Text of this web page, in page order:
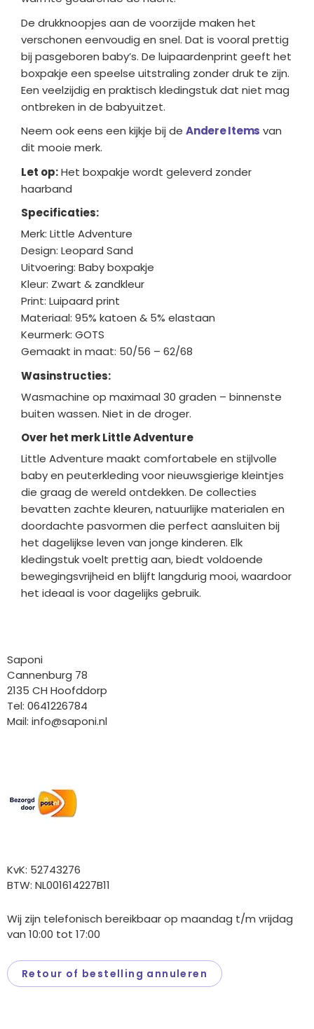
De drukknoopjes aan de voorzijde maken het
verschonen eenvoudig en snel. Dat is vooral prettig
bij pasgeboren baby’s. De luipaardenprint geeft het
boxpakje een speelse uitstraling zonder druk te zijn.
Een veelzijdig en praktisch kledingstuk dat niet mag
ontbreken in de babyuitzet.
Neem ook eens een kijkje bij de Andere Items van
dit mooie merk.
Let op:Het boxpakje wordt geleverd zonder
haarband
Specificaties:
Merk: Little Adventure
Design: Leopard Sand
Uitvoering: Baby boxpakje
Kleur: Zwart & zandkleur
Print: Luipaard print
Materiaal: 95% katoen & 5% elastaan
Keurmerk: GOTS
Gemaakt in maat: 50/56 – 62/68
Wasinstructies:
Wasmachine op maximaal 30 graden – binnenste
buiten wassen. Niet in de droger.
Over het merk Little Adventure
Little Adventure maakt comfortabele en stijlvolle
baby en peuterkleding voor nieuwsgierige kleintjes
die graag de wereld ontdekken. De collecties
bevatten zachte kleuren, natuurlijke materialen en
doordachte pasvormen die perfect aansluiten bij
het dagelijkse leven van jonge kinderen. Elk
kledingstuk voelt prettig aan, biedt voldoende
bewegingsvrijheid en blijft langdurig mooi, waardoor
het ideaal is voor dagelijks gebruik.
Saponi
Cannenburg 78
2135 CH Hoofddorp
Tel: 0641226784
Mail: info@saponi.nl
KvK: 52743276
BTW: NL001614227B11
Wij zijn telefonisch bereikbaar op maandag t/m vrijdag
van 10:00 tot 17:00
Retour of bestelling annuleren